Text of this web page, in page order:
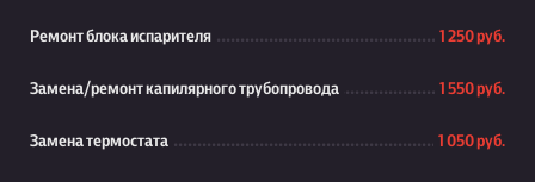
Ремонт блока испарителя 1 250 руб.
Замена/ремонт капилярного трубопровода 1 550 руб.
Замена термостата 1 050 руб.